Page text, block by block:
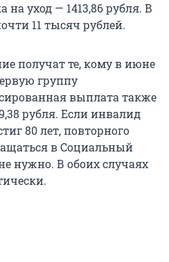
на уход — 1413,86 рубля. В
11 тысяч рублей.
получат те, кому в июне
группу
выплата также
рубля. Если инвалид
80 лет, повторного
в Социальный
нужно. В обоих случаях